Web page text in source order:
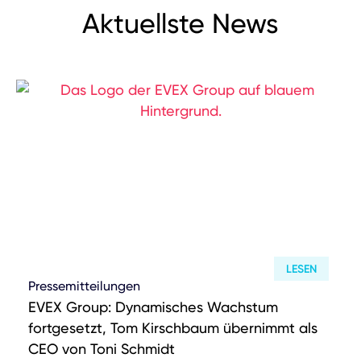
Aktuellste News
LESEN
Pressemitteilungen
EVEX Group: Dynamisches Wachstum
fortgesetzt, Tom Kirschbaum übernimmt als
CEO von Toni Schmidt